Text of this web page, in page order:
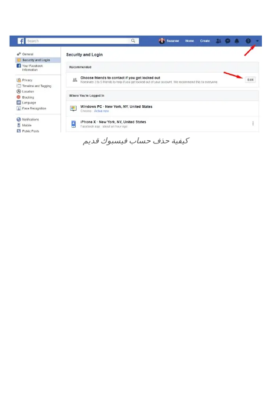
كيفية حذف حساب فيسبوك قديم